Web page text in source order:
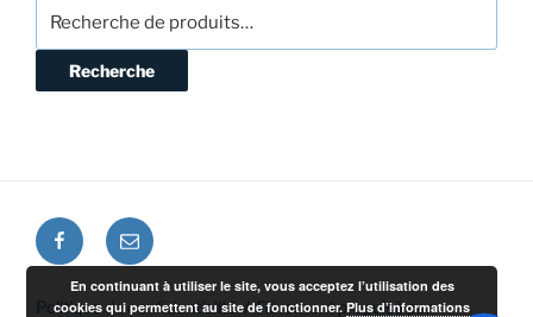
pour :
Recherche
Facebook
E-
mail
Politique de confidentialité Fièrement propulsé par
En continuant à utiliser le site, vous acceptez l’utilisation des
cookies qui permettent au site de fonctionner.Plus d’informations